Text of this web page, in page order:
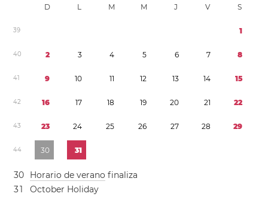
D L M M J V S
39 1
40 2 3 4 5 6 7 8
41 9 10 11 12 13 14 15
42 16 17 18 19 20 21 22
43 23 24 25 26 27 28 29
44 30 31
30 Horario de verano finaliza
31 October Holiday